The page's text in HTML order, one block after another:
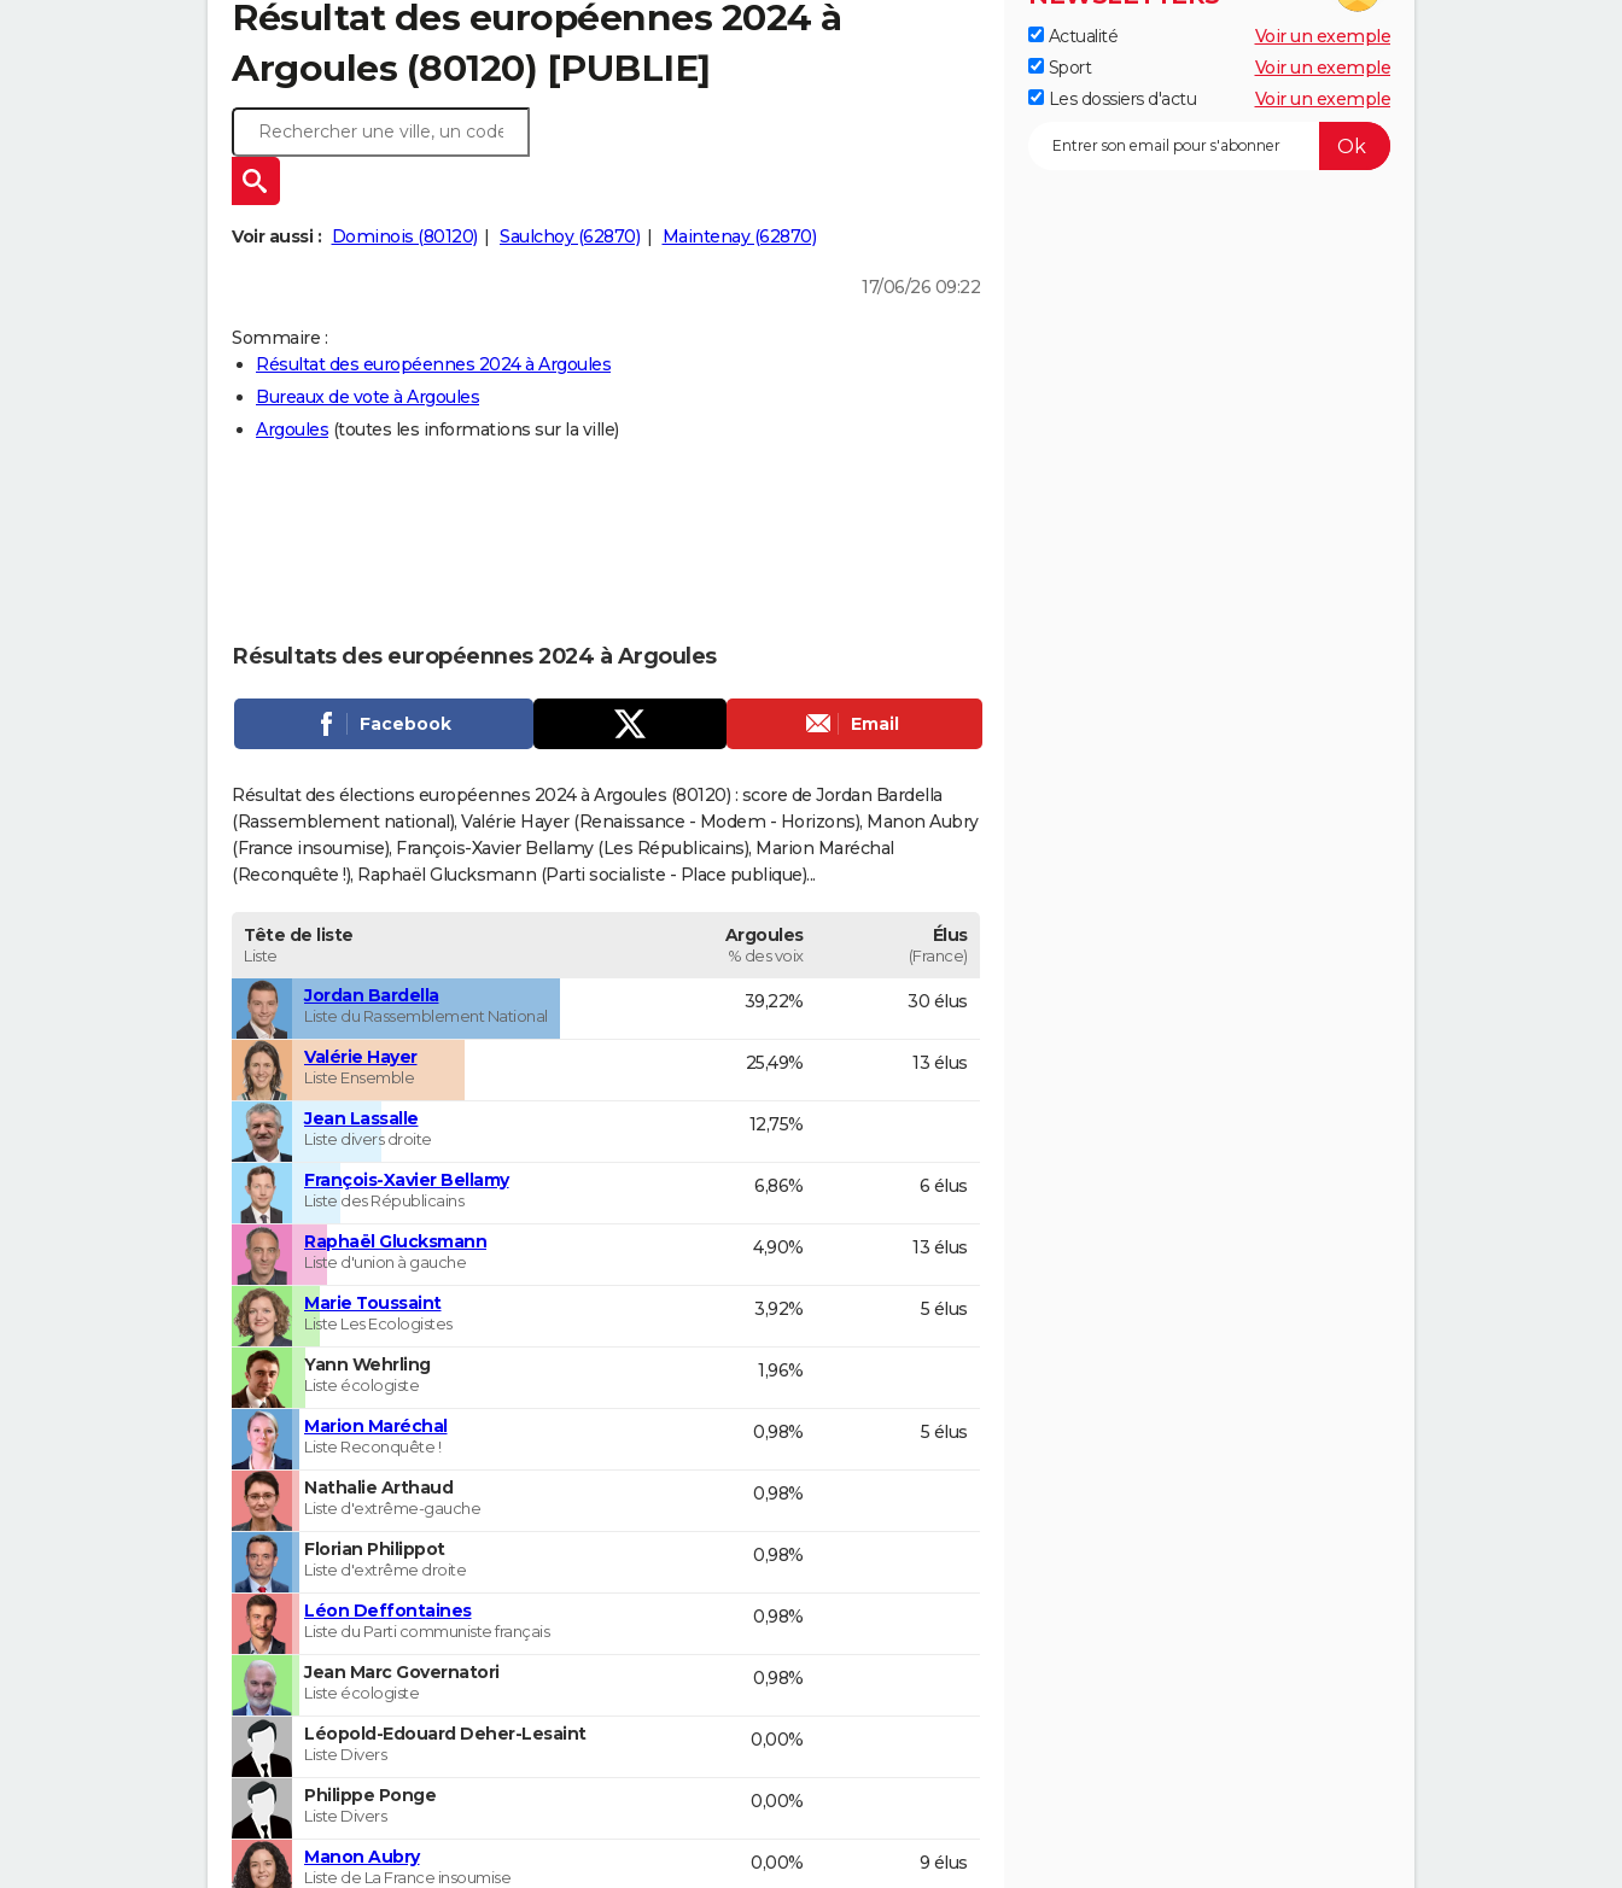
Résultat des européennes 2024 à
Argoules (80120) [PUBLIE]
Voir aussi : Dominois (80120) Saulchoy (62870) Maintenay (62870)
17/06/26 09:22
Sommaire :
Résultat des européennes 2024 à Argoules
Bureaux de vote à Argoules
Argoules (toutes les informations sur la ville)
Résultats des européennes 2024 à Argoules
Facebook Email
Résultat des élections européennes 2024 à Argoules (80120) : score de Jordan Bardella
(Rassemblement national), Valérie Hayer (Renaissance - Modem - Horizons), Manon Aubry
(France insoumise), François-Xavier Bellamy (Les Républicains), Marion Maréchal
(Reconquête !), Raphaël Glucksmann (Parti socialiste - Place publique)...
Tête de liste
Liste
Argoules
% des voix
Élus
(France)
Jordan Bardella
Liste du Rassemblement National
39,22% 30 élus
Valérie Hayer
Liste Ensemble
25,49% 13 élus
Jean Lassalle
Liste divers droite
12,75%
François-Xavier Bellamy
Liste des Républicains
6,86% 6 élus
Raphaël Glucksmann
Liste d'union à gauche
4,90% 13 élus
Marie Toussaint
Liste Les Ecologistes
3,92% 5 élus
Yann Wehrling
Liste écologiste
1,96%
Marion Maréchal
Liste Reconquête !
0,98% 5 élus
Nathalie Arthaud
Liste d'extrême-gauche
0,98%
Florian Philippot
Liste d'extrême droite
0,98%
Léon Deffontaines
Liste du Parti communiste français
0,98%
Jean Marc Governatori
Liste écologiste
0,98%
Léopold-Edouard Deher-Lesaint
Liste Divers
0,00%
Philippe Ponge
Liste Divers
0,00%
Manon Aubry
Liste de La France insoumise
0,00% 9 élus
Actualité
Voir un exemple
Sport
Voir un exemple
Les dossiers d'actu
Voir un exemple